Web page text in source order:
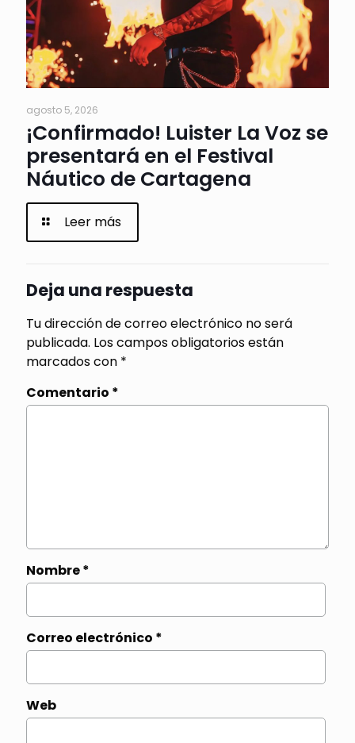
agosto 5, 2026
¡Confirmado! Luister La Voz se
presentará en el Festival
Náutico de Cartagena
Leer más
Deja una respuesta
Tu dirección de correo electrónico no será
publicada. Los campos obligatorios están
marcados con *
Comentario *
Nombre*
Correo electrónico *
Web